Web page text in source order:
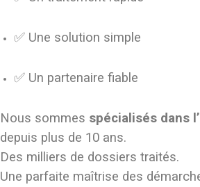
✅ Une solution simple
✅ Un partenaire fiable
Nous sommes spécialisés dans
depuis plus de 10 ans.
Des milliers de dossiers traités.
Une parfaite maîtrise des